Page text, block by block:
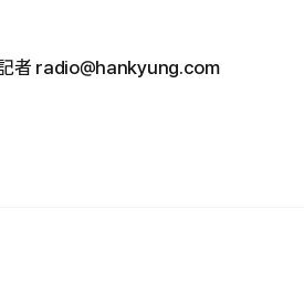
者 radio@hankyung.com